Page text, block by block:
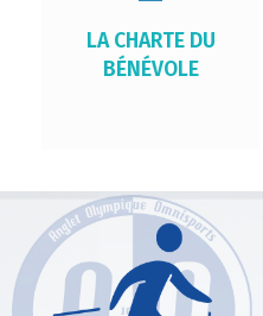
LA CHARTE DU
BÉNÉVOLE